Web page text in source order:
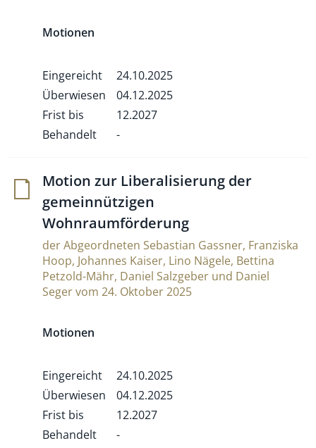
Motionen
Eingereicht
24.10.2025
Überwiesen
04.12.2025
Frist bis
12.2027
Behandelt
-
Motion zur Libe­ra­li­sie­rung der
gemein­nüt­zigen
Wohnraumförderung
der Abgeordneten Sebastian Gassner, Franziska
Hoop, Johannes Kaiser, Lino Nägele, Bettina
Petzold-Mähr, Daniel Salzgeber und Daniel
Seger vom 24. Oktober 2025
Motionen
Eingereicht
24.10.2025
Überwiesen
04.12.2025
Frist bis
12.2027
Behandelt
-